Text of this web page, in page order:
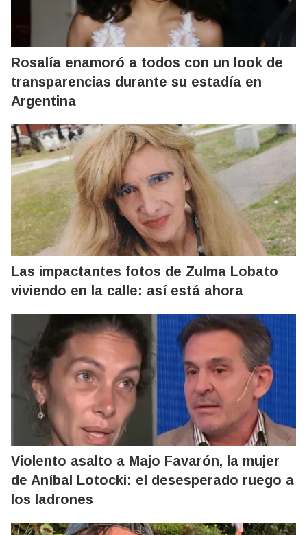
Rosalía enamoró a todos con un look de
transparencias durante su estadía en
Argentina
Las impactantes fotos de Zulma Lobato
viviendo en la calle: así está ahora
Violento asalto a Majo Favarón, la mujer
de Aníbal Lotocki: el desesperado ruego a
los ladrones